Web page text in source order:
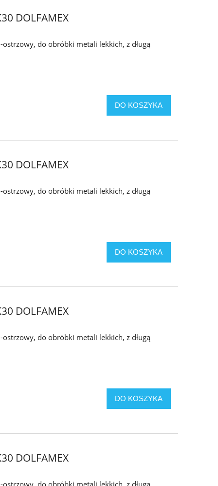
DOLFAMEX
ostrzowy, do obróbki metali lekkich, z długą
DO KOSZYKA
DOLFAMEX
ostrzowy, do obróbki metali lekkich, z długą
DO KOSZYKA
DOLFAMEX
ostrzowy, do obróbki metali lekkich, z długą
DO KOSZYKA
DOLFAMEX
ostrzowy, do obróbki metali lekkich, z długą